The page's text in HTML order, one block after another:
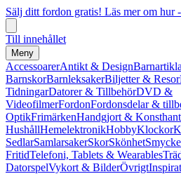
Sälj ditt fordon gratis! Läs mer om hur
Till innehållet
Meny
AccessoarerAntikt & Design
BarnskorBarnleksakerBiljetter & Resor
TidningarDatorer & TillbehörDVD &
VideofilmerFordonFordonsdelar &
OptikFrimärkenHandgjort &
HushållHemelektronikHobbyKlockor
SedlarSamlarsakerSkorSkönhet
FritidTelefoni, Tablets & Wearables
DatorspelVykort & BilderÖvrigt